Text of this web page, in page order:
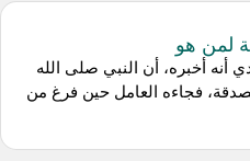
لمن هو
أنه أخبره، أن النبي صلى الله
فجاءه العامل حين فرغ من